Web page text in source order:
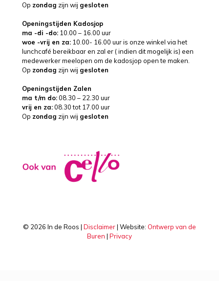
Op zondag zijn wij gesloten
Openingstijden Kadosjop
ma -di -do: 10.00 – 16.00 uur
woe -vrij en za: 10.00- 16.00 uur is onze winkel via het
lunchcafé bereikbaar en zal er ( indien dit mogelijk is) een
medewerker meelopen om de kadosjop open te maken.
Op zondag zijn wij gesloten
Openingstijden Zalen
ma t/m do:08.30 – 22.30 uur
vrij en za:08.30 tot 17.00 uur
Op zondag zijn wij gesloten
© 2026 In de Roos | Disclaimer| Website: Ontwerp van de
Buren | Privacy